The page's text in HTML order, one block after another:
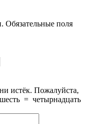
Обязательные поля
истёк. Пожалуйста,
шесть = четырнадцать